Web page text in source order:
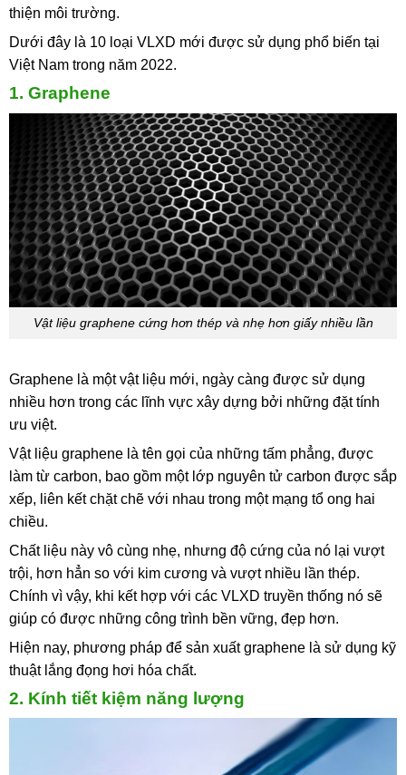
thiện môi trường.
Dưới đây là 10 loại VLXD mới được sử dụng phổ biến tại
Việt Nam trong năm 2022.
1. Graphene
Vật liệu graphene cứng hơn thép và nhẹ hơn giấy nhiều lần
Graphene là một vật liệu mới, ngày càng được sử dụng
nhiều hơn trong các lĩnh vực xây dựng bởi những đặt tính
ưu việt.
Vật liệu graphene là tên gọi của những tấm phẳng, được
làm từ carbon, bao gồm một lớp nguyên tử carbon được sắp
xếp, liên kết chặt chẽ với nhau trong một mạng tổ ong hai
chiều.
Chất liệu này vô cùng nhẹ, nhưng độ cứng của nó lại vượt
trội, hơn hẳn so với kim cương và vượt nhiều lần thép.
Chính vì vậy, khi kết hợp với các VLXD truyền thống nó sẽ
giúp có được những công trình bền vững, đẹp hơn.
Hiện nay, phương pháp để sản xuất graphene là sử dụng kỹ
thuật lắng đọng hơi hóa chất.
2. Kính tiết kiệm năng lượng